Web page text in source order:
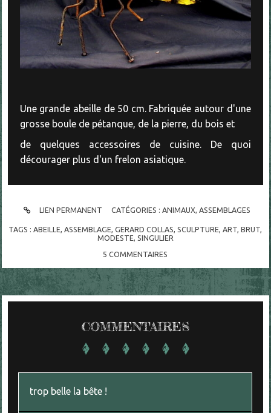
Une grande abeille de 50 cm. Fabriquée autour d'une
grosse boule de pétanque, de la pierre, du bois et
de quelques accessoires de cuisine. De quoi
décourager plus d'un frelon asiatique.
LIEN PERMANENT CATÉGORIES :ANIMAUX,ASSEMBLAGES
TAGS :ABEILLE,ASSEMBLAGE,GERARD COLLAS,SCULPTURE,ART,BRUT,
MODESTE, SINGULIER
5 COMMENTAIRES
COMMENTAIRES
trop belle la bête !